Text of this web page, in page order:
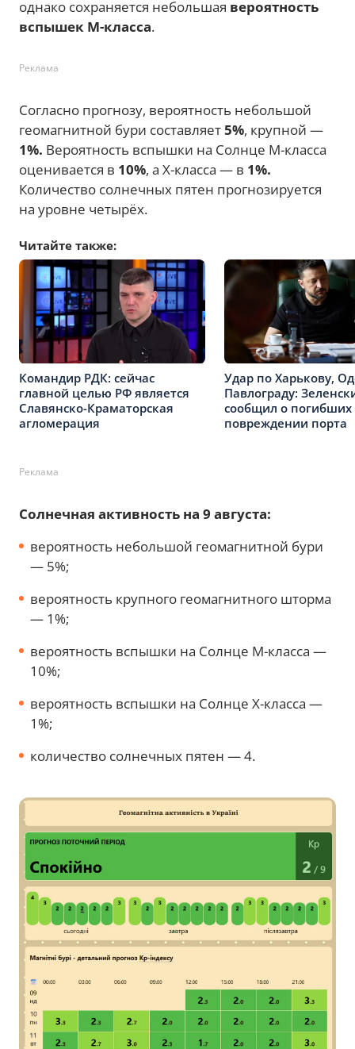
однако сохраняется небольшая вероятность
вспышек М-класса.
Реклама
Согласно прогнозу, вероятность небольшой
геомагнитной бури составляет5%, крупной —
1%. Вероятность вспышки на Солнце М-класса
оценивается в 10%, а Х-класса — в 1%.
Количество солнечных пятен прогнозируется
на уровне четырёх.
Читайте также:
Командир РДК: сейчас
главной целью РФ является
Славянско-Краматорская
агломерация
Удар по Харькову,
Павлограду:
сообщил о погибших
повреждении порта
Реклама
Солнечная активность на 9 августа:
вероятность небольшой геомагнитной бури
— 5%;
вероятность крупного геомагнитного шторма
— 1%;
вероятность вспышки на Солнце М-класса —
10%;
вероятность вспышки на Солнце Х-класса —
1%;
количество солнечных пятен — 4.